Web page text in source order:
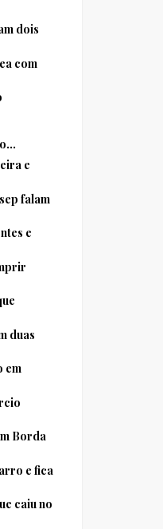
dois
com
e
falam
e
duas
em
Borda
e fica
caiu no